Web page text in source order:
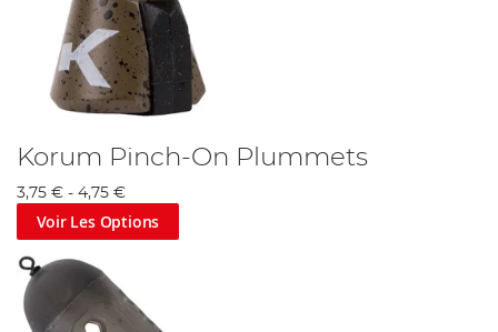
Korum Pinch-On Plummets
3,75 € - 4,75 €
Voir Les Options